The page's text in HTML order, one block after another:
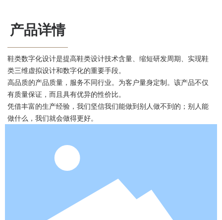
产品详情
鞋类数字化设计是提高鞋类设计技术含量、缩短研发周期、实现鞋
类三维虚拟设计和数字化的重要手段。
高品质的产品质量，服务不同行业。为客户量身定制。该产品不仅
有质量保证，而且具有优异的性价比。
凭借丰富的生产经验，我们坚信我们能做到别人做不到的；别人能
做什么，我们就会做得更好。